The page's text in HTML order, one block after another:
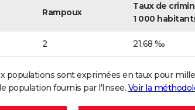
Rampoux
Taux de
1 000
2 21,68 ‰
populations sont exprimées en taux pour
population fournis par l'Insee. Voir la